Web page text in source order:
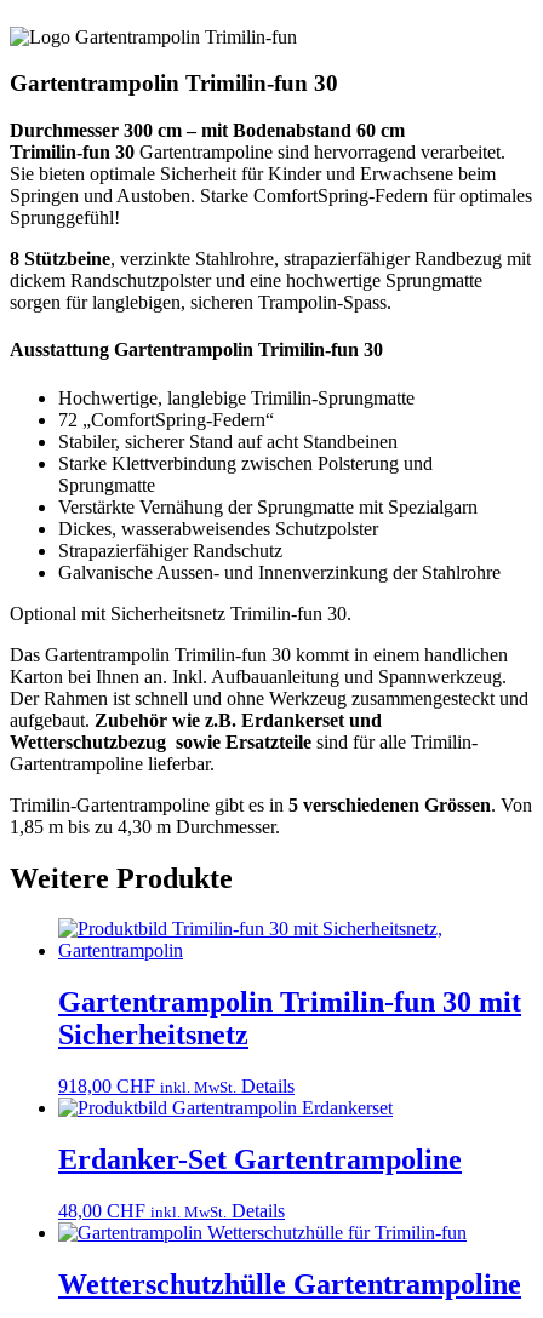
Gartentrampolin Trimilin-fun 30
Durchmesser 300 cm – mit Bodenabstand 60 cm
Trimilin-fun 30 Gartentrampoline sind hervorragend verarbeitet.
Sie bieten optimale Sicherheit für Kinder und Erwachsene beim
Springen und Austoben. Starke ComfortSpring-Federn für optimales
Sprunggefühl!
8 Stützbeine, verzinkte Stahlrohre, strapazierfähiger Randbezug mit
dickem Randschutzpolster und eine hochwertige Sprungmatte
sorgen für langlebigen, sicheren Trampolin-Spass.
Ausstattung Gartentrampolin Trimilin-fun 30
Hochwertige, langlebige Trimilin-Sprungmatte
72 „ComfortSpring-Federn“
Stabiler, sicherer Stand auf acht Standbeinen
Starke Klettverbindung zwischen Polsterung und
Sprungmatte
Verstärkte Vernähung der Sprungmatte mit Spezialgarn
Dickes, wasserabweisendes Schutzpolster
Strapazierfähiger Randschutz
Galvanische Aussen- und Innenverzinkung der Stahlrohre
Optional mit Sicherheitsnetz Trimilin-fun 30.
Das Gartentrampolin Trimilin-fun 30 kommt in einem handlichen
Karton bei Ihnen an. Inkl. Aufbauanleitung und Spannwerkzeug.
Der Rahmen ist schnell und ohne Werkzeug zusammengesteckt und
aufgebaut. Zubehör wie z.B. Erdankerset und
Wetterschutzbezug sowie Ersatzteile sind für alle Trimilin-
Gartentrampoline lieferbar.
Trimilin-Gartentrampoline gibt es in 5 verschiedenen Grössen. Von
1,85 m bis zu 4,30 m Durchmesser.
Weitere Produkte
Gartentrampolin Trimilin-fun 30 mit
Sicherheitsnetz
918,00 CHF inkl. MwSt. Details
Erdanker-Set Gartentrampoline
48,00 CHF inkl. MwSt. Details
Wetterschutzhülle Gartentrampoline